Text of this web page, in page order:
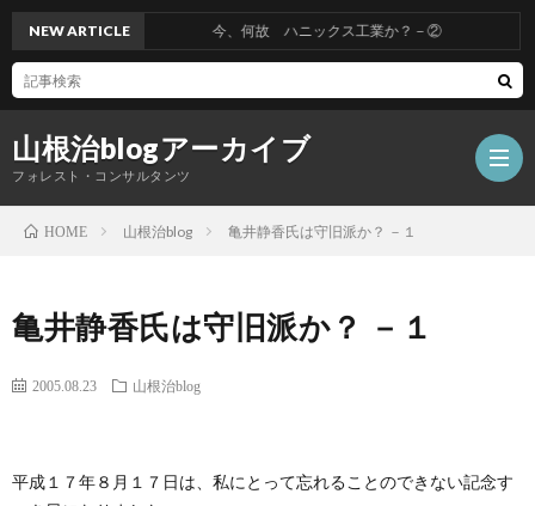
山根治blogアーカイブ
フォレスト・コンサルタンツ
を
根
会
NEW ARTICLE 今、何故 ハニックス工業か？－②
HOME 山根治blog 亀井静香氏は守旧派か？ －１
亀井静香氏は守旧派か？ －１
2005.08.23 山根治blog
平成１７年８月１７日は、私にとって忘れることのできない記念す